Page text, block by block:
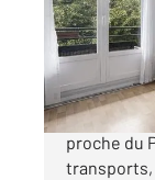
L HAY LES
proche du
transports,